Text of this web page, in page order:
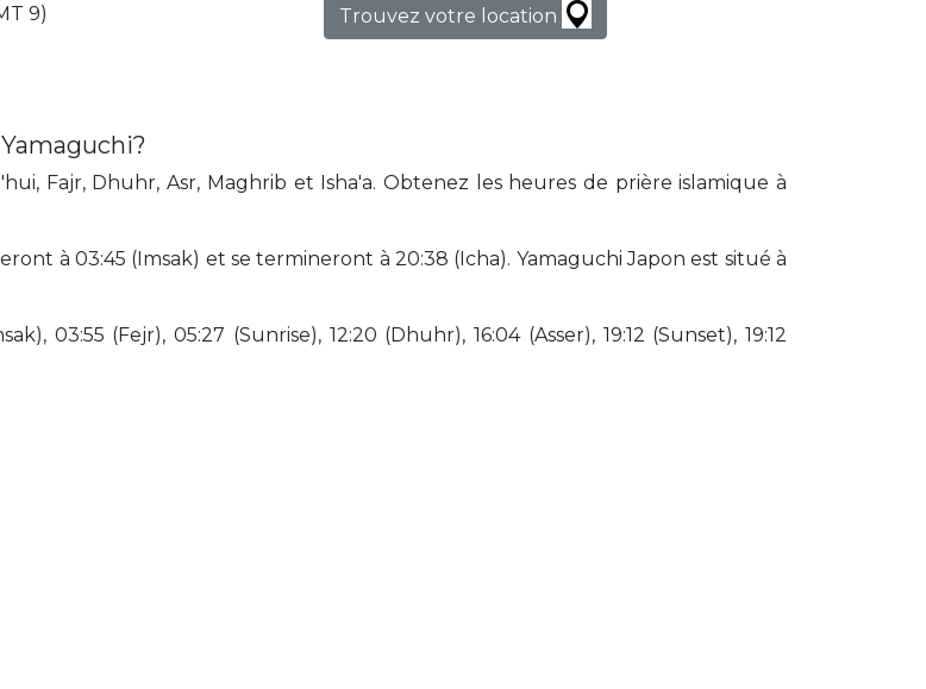
9)
Trouvez votre location
Fajr, Dhuhr, Asr, Maghrib et Isha'a. Obtenez les heures de prière islamique à
à 03:45 (Imsak) et se termineront à 20:38 (Icha). Yamaguchi Japon est situé à
03:55 (Fejr), 05:27 (Sunrise), 12:20 (Dhuhr), 16:04 (Asser), 19:12 (Sunset), 19:12